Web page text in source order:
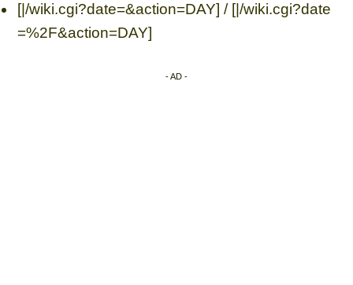
[|/wiki.cgi?date=&action=DAY] / [|/wiki.cgi?date
=%2F&action=DAY]
- AD -